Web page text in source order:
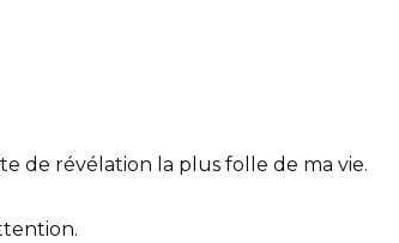
de révélation la plus folle de ma vie.